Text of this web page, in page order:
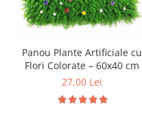
Panou Plante Artificiale cu
Flori Colorate – 60x40 cm
27,00 Lei